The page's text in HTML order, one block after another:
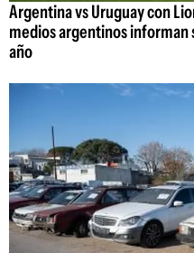
Argentina vs Uruguay con
medios argentinos informan
año